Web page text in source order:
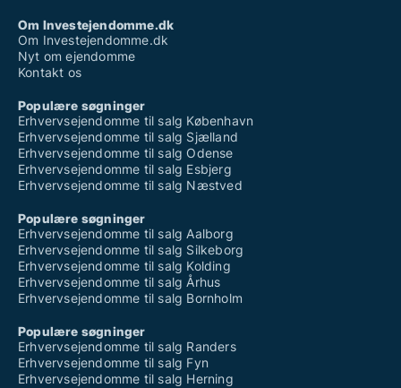
Søger garage til salg i Kerteminde
Søger garage til salg i Kværndrup
Søger garage til salg i Langeskov
Søger garage til salg i Lyø
Søger garage til salg i Marstal
Søger garage til salg i Martofte
Søger garage til salg i Mesinge
Søger garage til salg i Middelfart
Søger garage til salg i Millinge
Søger garage til salg i Morud
Søger garage til salg i Munkebo
Søger garage til salg i Nyborg
Søger garage til salg i Nørre Aaby
Søger garage til salg i Odense C
Søger garage til salg i Odense M
Søger garage til salg i Odense N
Søger garage til salg i Odense NV
Søger garage til salg i Odense NØ
Søger garage til salg i Odense S
Søger garage til salg i Odense SV
Søger garage til salg i Odense SØ
Søger garage til salg i Odense V
Om Investejendomme.dk
Om Investejendomme.dk
Nyt om ejendomme
Kontakt os
Populære søgninger
Erhvervsejendomme til salg København
Erhvervsejendomme til salg Sjælland
Erhvervsejendomme til salg Odense
Erhvervsejendomme til salg Esbjerg
Erhvervsejendomme til salg Næstved
Populære søgninger
Erhvervsejendomme til salg Aalborg
Erhvervsejendomme til salg Silkeborg
Erhvervsejendomme til salg Kolding
Erhvervsejendomme til salg Århus
Erhvervsejendomme til salg Bornholm
Populære søgninger
Erhvervsejendomme til salg Randers
Erhvervsejendomme til salg Fyn
Erhvervsejendomme til salg Herning